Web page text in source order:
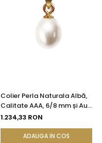
Colier Perla Naturala Albă,
Calitate AAA, 6/8 mm și Aur
14K (aur 585) | KASKADDA®
1.234,33 RON
ADAUGA IN COS